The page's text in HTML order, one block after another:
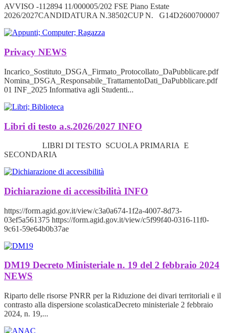
AVVISO -112894 11/000005/202 FSE Piano Estate
2026/2027CANDIDATURA N.38502CUP N. G14D2600700007
Privacy NEWS
Incarico_Sostituto_DSGA_Firmato_Protocollato_DaPubblicare.pdf
Nomina_DSGA_Responsabile_TrattamentoDati_DaPubblicare.pdf
01 INF_2025 Informativa agli Studenti...
Libri di testo a.s.2026/2027 INFO
LIBRI DI TESTO SCUOLA PRIMARIA E
SECONDARIA
Dichiarazione di accessibilità INFO
https://form.agid.gov.it/view/c3a0a674-1f2a-4007-8d73-
03ef5a561375 https://form.agid.gov.it/view/c5f99f40-0316-11f0-
9c61-59e64b0b37ae
DM19 Decreto Ministeriale n. 19 del 2 febbraio 2024
NEWS
Riparto delle risorse PNRR per la Riduzione dei divari territoriali e il
contrasto alla dispersione scolasticaDecreto ministeriale 2 febbraio
2024, n. 19,...